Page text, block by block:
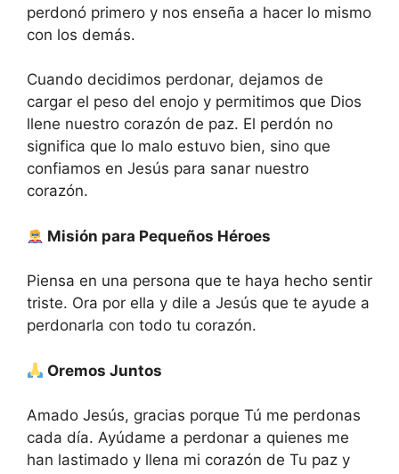
perdonó primero y nos enseña a hacer lo mismo
con los demás.
Cuando decidimos perdonar, dejamos de
cargar el peso del enojo y permitimos que Dios
llene nuestro corazón de paz. El perdón no
significa que lo malo estuvo bien, sino que
confiamos en Jesús para sanar nuestro
corazón.
Misión para Pequeños Héroes
Piensa en una persona que te haya hecho sentir
triste. Ora por ella y dile a Jesús que te ayude a
perdonarla con todo tu corazón.
Oremos Juntos
Amado Jesús, gracias porque Tú me perdonas
cada día. Ayúdame a perdonar a quienes me
han lastimado y llena mi corazón de Tu paz y